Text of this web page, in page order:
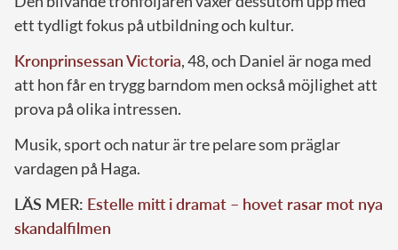
ett tydligt fokus på utbildning och kultur.
Kronprinsessan Victoria, 48, och Daniel är noga med
att hon får en trygg barndom men också möjlighet att
prova på olika intressen.
Musik, sport och natur är tre pelare som präglar
vardagen på Haga.
LÄS MER: Estelle mitt i dramat – hovet rasar mot nya
skandalfilmen